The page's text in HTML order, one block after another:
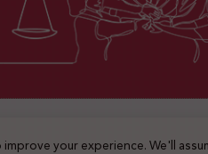
your experience. We'll